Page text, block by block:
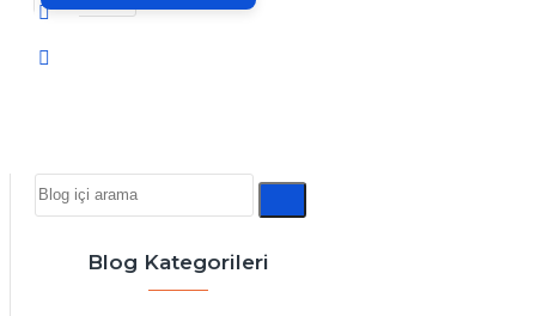
Blog Kategorileri